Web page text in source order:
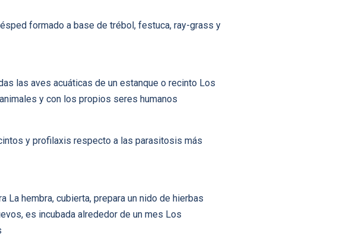
formado a base de trébol, festuca, ray-grass y
las aves acuáticas de un estanque o recinto Los
y con los propios seres humanos
y profilaxis respecto a las parasitosis más
La hembra, cubierta, prepara un nido de hierbas
es incubada alrededor de un mes Los